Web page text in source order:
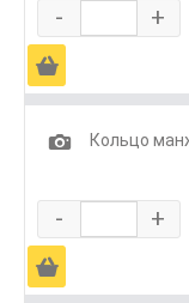
- +
Ä
1
Кольцо
- +
Ä